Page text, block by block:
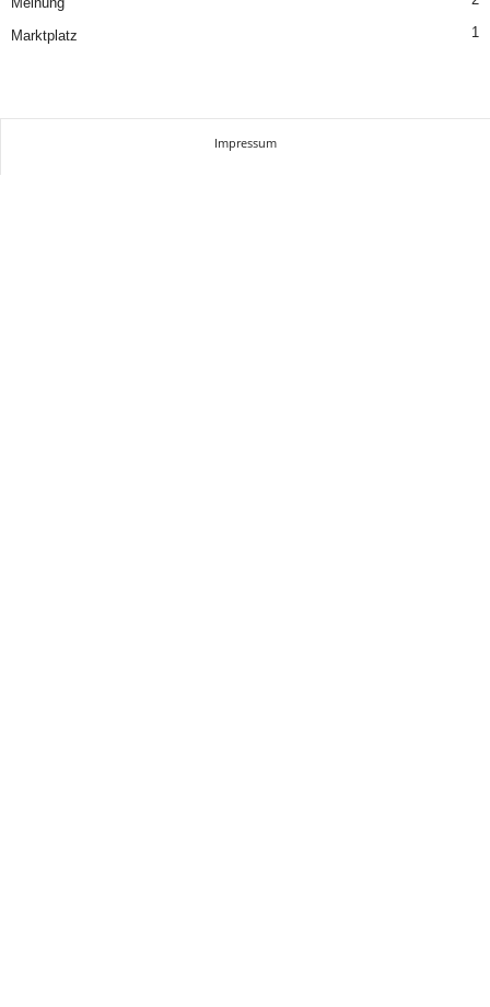
Marktplatz 1
Impressum